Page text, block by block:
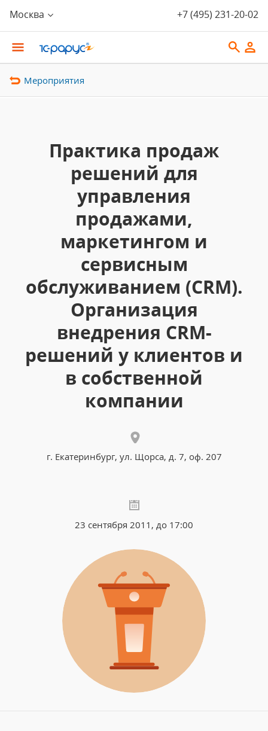
Москва +7 (495) 231-20-02
Мероприятия
Практика продаж
решений для
управления
продажами,
маркетингом и
сервисным
обслуживанием (CRM).
Организация
внедрения CRM-
решений у клиентов и
в собственной
компании
г. Екатеринбург, ул. Щорса, д. 7, оф. 207
23 сентября 2011, до 17:00